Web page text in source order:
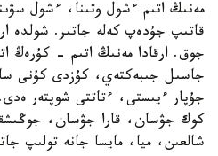
مەنىڭ اتىم ءشول وتىنا، ءشول
قاتىپ جۇدەپ كەلە جاتىر. شولدە
جوق. ارقادا مەنىڭ اتىم - كۇرەڭ
جاسىل جىبەكتەي، كۇزدى كۇنى
جۇپار ءيىستى، ءتاتتى شوپتەر
كوك جۋسان، قارا جۋسان،
شالعىن، ميا، مايسا جانە تولىپ